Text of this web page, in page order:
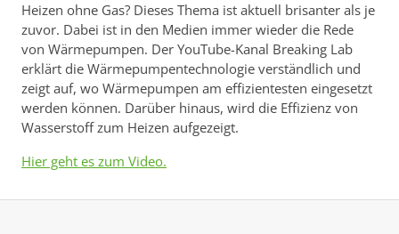
Heizen ohne Gas? Dieses Thema ist aktuell brisanter als je
zuvor. Dabei ist in den Medien immer wieder die Rede
von Wärmepumpen. Der YouTube-Kanal Breaking Lab
erklärt die Wärmepumpentechnologie verständlich und
zeigt auf, wo Wärmepumpen am effizientesten eingesetzt
werden können. Darüber hinaus, wird die Effizienz von
Wasserstoff zum Heizen aufgezeigt.
Hier geht es zum Video.